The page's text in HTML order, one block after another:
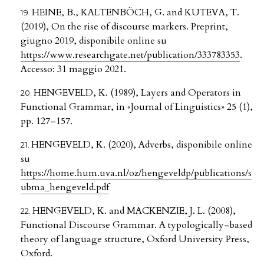
HEINE, B., KALTENBÖCH, G. and KUTEVA, T.
(2019), On the rise of discourse markers. Preprint,
giugno 2019, disponibile online su
https://www.researchgate.net/publication/333783353.
Accesso: 31 maggio 2021.
HENGEVELD, K. (1989), Layers and Operators in
Functional Grammar, in «Journal of Linguistics» 25 (1),
pp. 127–157.
HENGEVELD, K. (2020), Adverbs, disponibile online
su
https://home.hum.uva.nl/oz/hengeveldp/publications/s
ubma_hengeveld.pdf
HENGEVELD, K. and MACKENZIE, J. L. (2008),
Functional Discourse Grammar. A typologically–based
theory of language structure, Oxford University Press,
Oxford.